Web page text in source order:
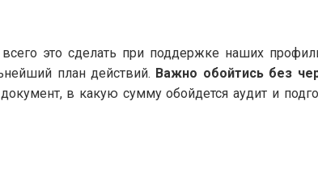
это сделать при поддержке наших
план действий. Важно обойтись без
в какую сумму обойдется аудит и